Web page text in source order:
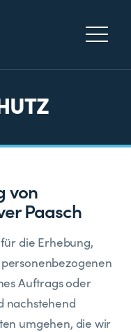
von
Paasch
die Erhebung,
Auftrags oder
nachstehend
umgehen, die wir